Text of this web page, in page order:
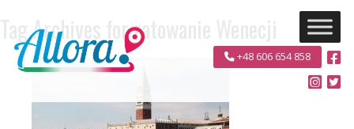
+48 606 654 858
Tag Archives for ratowanie Wenecji